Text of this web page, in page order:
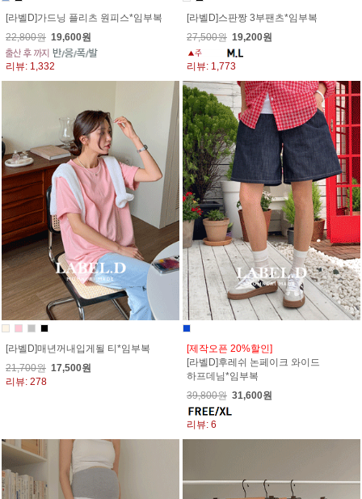
[라벨D]가드닝 플리츠 원피스*임부복
22,800원 19,600원
리뷰: 1,332
[라벨D]스판짱 3부팬츠*임부복
27,500원 19,200원
리뷰: 1,773
[라벨D]매년꺼내입게될 티*임부복
21,700원 17,500원
리뷰: 278
[제작오픈 20%할인]
[라벨D]후레쉬 논페이크 와이드
하프데님*임부복
39,800원 31,600원
리뷰: 6